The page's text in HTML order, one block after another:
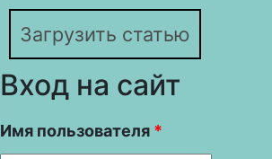
Загрузить статью
Вход на сайт
Имя пользователя *